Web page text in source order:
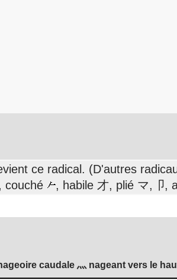
ce radical. (D'autres
couché
, habile 才, plié マ,卩,
caudale 灬 nageant vers le